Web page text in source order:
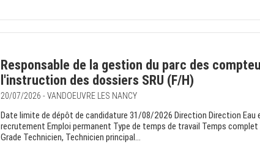
Responsable de la gestion du parc des
l'instruction des dossiers SRU (F/H)
20/07/2026 - VANDOEUVRE LES NANCY
Date limite de dépôt de candidature 31/08/2026 Direction Direction Eau
recrutement Emploi permanent Type de temps de travail Temps
Grade Technicien, Technicien principal...